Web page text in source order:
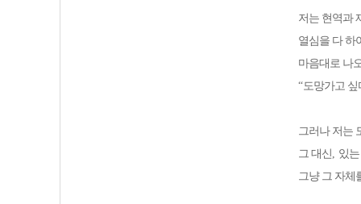
저는 현역과
열심을 다 하
마음대로 나
“도망가고 싶
그러나 저는
그 대신
있
그냥 그 자체